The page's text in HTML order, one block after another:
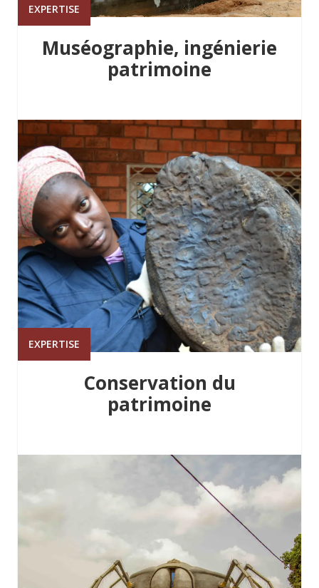
EXPERTISE
Muséographie, ingénierie
patrimoine
EXPERTISE
Conservation du
patrimoine